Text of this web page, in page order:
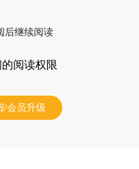
后继续阅读
阅读权限
/会员升级